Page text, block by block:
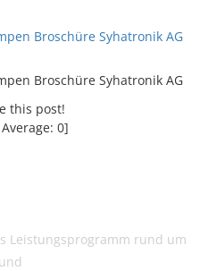
Broschüre Syhatronik AG
Broschüre Syhatronik AG
this post!
0]
Leistungsprogramm rund um